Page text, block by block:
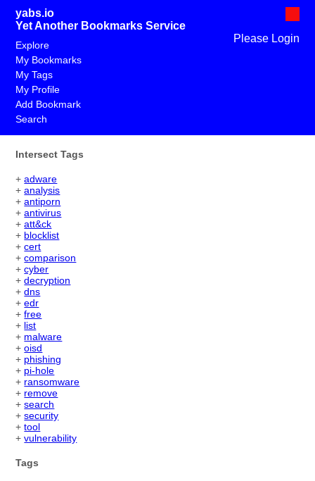
yabs.io
Yet Another Bookmarks Service
Please Login
Explore
My Bookmarks
My Tags
My Profile
Add Bookmark
Search
Intersect Tags
+adware
+analysis
+antiporn
+antivirus
+att&ck
+ blocklist
+cert
+comparison
+cyber
+decryption
+dns
+edr
+free
+ list
+ malware
+oisd
+ phishing
+ pi-hole
+ ransomware
+ remove
+search
+security
+tool
+vulnerability
Tags